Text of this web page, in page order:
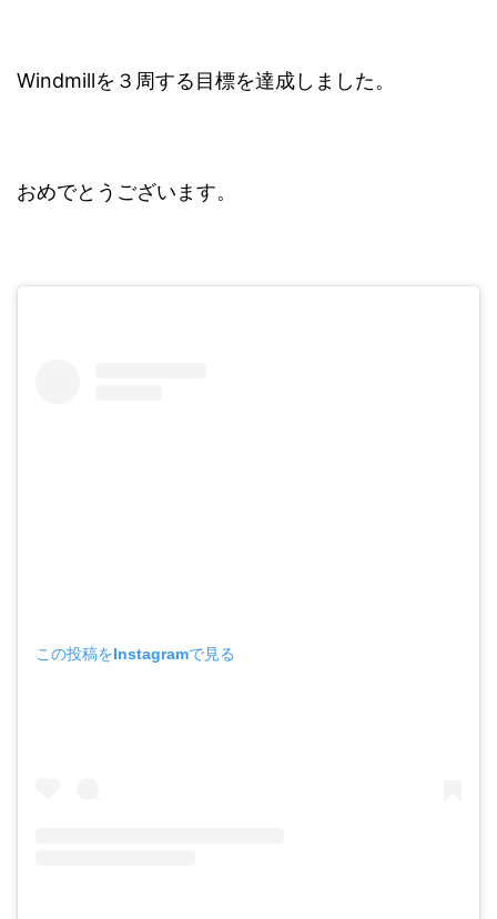
Windmillを３周する目標を達成しました。
おめでとうございます。
この投稿をInstagramで見る